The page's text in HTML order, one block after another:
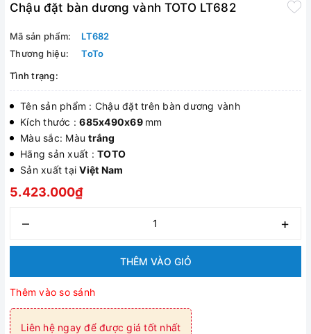
Chậu đặt bàn dương vành TOTO LT682
Mã sản phẩm:
LT682
Thương hiệu:
ToTo
Tình trạng:
Tên sản phẩm : Chậu đặt trên bàn dương vành
Kích thước :685x490x69 mm
Màu sắc: Màutrắng
Hãng sản xuất : TOTO
Sản xuất tạiViệt Nam
5.423.000₫
– +
THÊM VÀO GIỎ
Thêm vào so sánh
Liên hệ ngay để được giá tốt nhất